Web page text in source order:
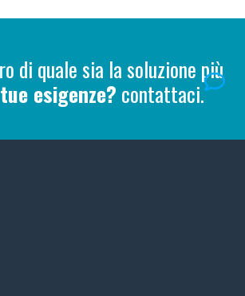
di quale sia la soluzione più
esigenze? contattaci.